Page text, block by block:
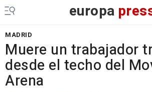
europa
MADRID
Muere un trabajador
desde el techo del
Arena